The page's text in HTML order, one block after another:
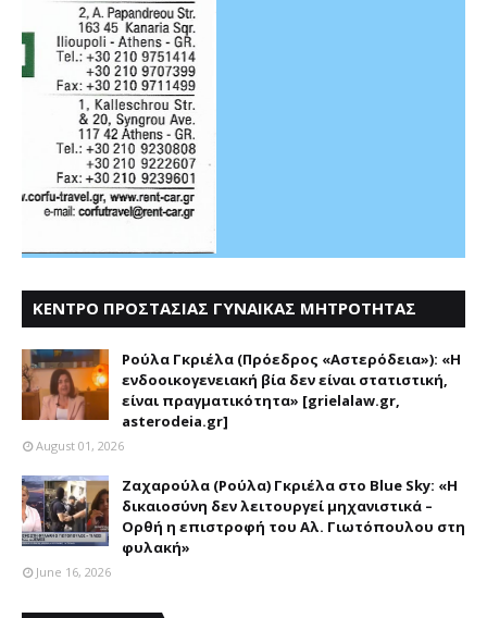
ΚΕΝΤΡΟ ΠΡΟΣΤΑΣΙΑΣ ΓΥΝΑΙΚΑΣ ΜΗΤΡΟΤΗΤΑΣ
Ρούλα Γκριέλα (Πρόεδρος «Αστερόδεια»): «Η
ενδοοικογενειακή βία δεν είναι στατιστική,
είναι πραγματικότητα» [grielalaw.gr,
asterodeia.gr]
August 01, 2026
Ζαχαρούλα (Ρούλα) Γκριέλα στο Blue Sky: «Η
δικαιοσύνη δεν λειτουργεί μηχανιστικά –
Ορθή η επιστροφή του Αλ. Γιωτόπουλου στη
φυλακή»
June 16, 2026